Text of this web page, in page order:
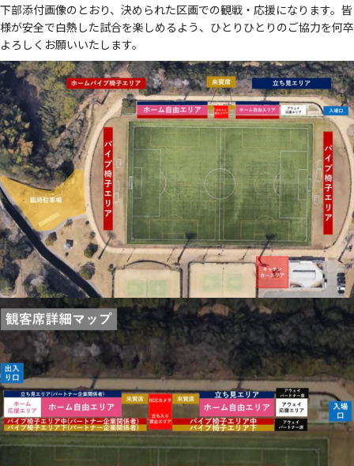
下部添付画像のとおり、決められた区画での観戦・応援になります。皆
様が安全で白熱した試合を楽しめるよう、ひとりひとりのご協力を何卒
よろしくお願いいたします。